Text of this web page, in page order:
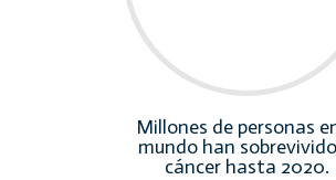
Millones de personas
mundo han
cáncer hasta 2020.